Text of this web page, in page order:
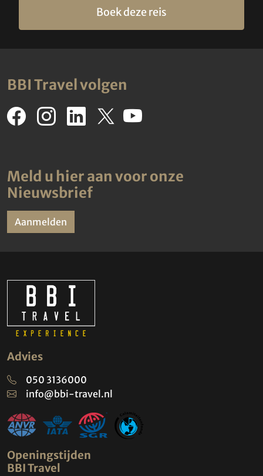
Boek deze reis
BBI Travel volgen
Meld u hier aan voor onze
Nieuwsbrief
Aanmelden
Advies
050 3136000
info@bbi-travel.nl
Openingstijden
BBI Travel